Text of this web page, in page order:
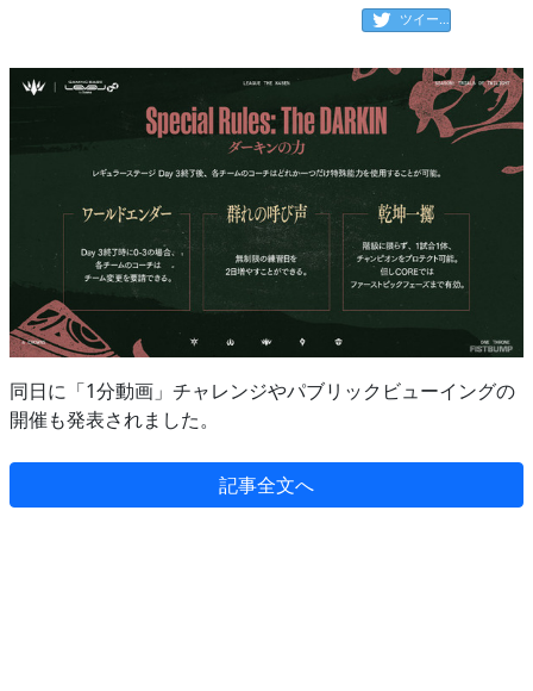
ツイート
同日に「1分動画」チャレンジやパブリックビューイングの
開催も発表されました。
記事全文へ